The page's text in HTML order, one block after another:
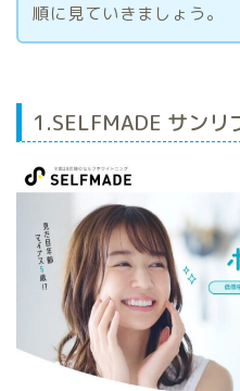
順に見ていきましょう。
1.SELFMADE サンリ